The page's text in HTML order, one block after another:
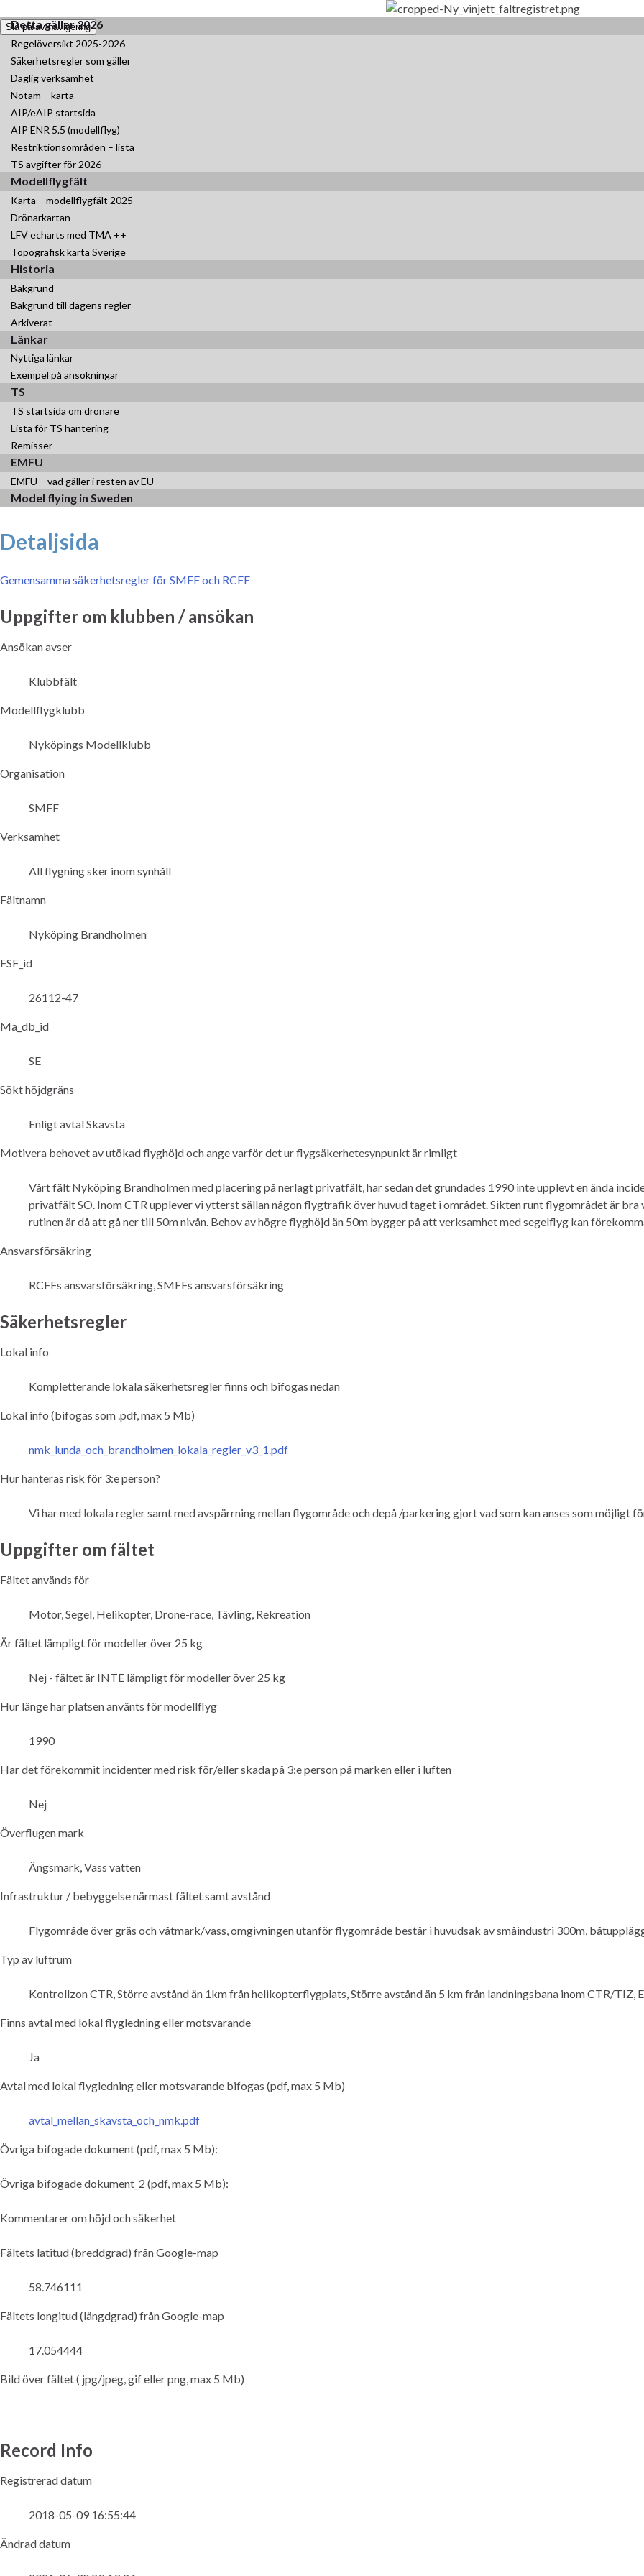
Slå på/av navigering
Detta gäller 2026
Regelöversikt 2025-2026
Säkerhetsregler som gäller
Daglig verksamhet
Notam – karta
AIP/eAIP startsida
AIP ENR 5.5 (modellflyg)
Restriktionsområden – lista
TS avgifter för 2026
Modellflygfält
Karta – modellflygfält 2025
Drönarkartan
LFV echarts med TMA ++
Topografisk karta Sverige
Historia
Bakgrund
Bakgrund till dagens regler
Arkiverat
Länkar
Nyttiga länkar
Exempel på ansökningar
TS
TS startsida om drönare
Lista för TS hantering
Remisser
EMFU
EMFU – vad gäller i resten av EU
Model flying in Sweden
Detaljsida
Gemensamma säkerhetsregler för SMFF och RCFF
Uppgifter om klubben / ansökan
Ansökan avser
Klubbfält
Modellflygklubb
Nyköpings Modellklubb
Organisation
SMFF
Verksamhet
All flygning sker inom synhåll
Fältnamn
Nyköping Brandholmen
FSF_id
26112-47
Ma_db_id
SE
Sökt höjdgräns
Enligt avtal Skavsta
Motivera behovet av utökad flyghöjd och ange varför det ur flygsäkerhetesynpunkt är rimligt
Vårt fält Nyköping Brandholmen med placering på nerlagt privatfält, har sedan det grundades 1990 inte upplevt en ända
privatfält SO. Inom CTR upplever vi ytterst sällan någon flygtrafik över huvud taget i området. Sikten runt flygområdet är
rutinen är då att gå ner till 50m nivån. Behov av högre flyghöjd än 50m bygger på att verksamhet med segelflyg kan
Ansvarsförsäkring
RCFFs ansvarsförsäkring, SMFFs ansvarsförsäkring
Säkerhetsregler
Lokal info
Kompletterande lokala säkerhetsregler finns och bifogas nedan
Lokal info (bifogas som .pdf, max 5 Mb)
nmk_lunda_och_brandholmen_lokala_regler_v3_1.pdf
Hur hanteras risk för 3:e person?
Vi har med lokala regler samt med avspärrning mellan flygområde och depå /parkering gjort vad som kan anses som möjligt
Uppgifter om fältet
Fältet används för
Motor, Segel, Helikopter, Drone-race, Tävling, Rekreation
Är fältet lämpligt för modeller över 25 kg
Nej - fältet är INTE lämpligt för modeller över 25 kg
Hur länge har platsen använts för modellflyg
1990
Har det förekommit incidenter med risk för/eller skada på 3:e person på marken eller i luften
Nej
Överflugen mark
Ängsmark, Vass vatten
Infrastruktur / bebyggelse närmast fältet samt avstånd
Flygområde över gräs och våtmark/vass, omgivningen utanför flygområde består i huvudsak av småindustri 300m,
Typ av luftrum
Kontrollzon CTR, Större avstånd än 1km från helikopterflygplats, Större avstånd än 5 km från landningsbana inom CTR/TIZ,
Finns avtal med lokal flygledning eller motsvarande
Ja
Avtal med lokal flygledning eller motsvarande bifogas (pdf, max 5 Mb)
avtal_mellan_skavsta_och_nmk.pdf
Övriga bifogade dokument (pdf, max 5 Mb):
Övriga bifogade dokument_2 (pdf, max 5 Mb):
Kommentarer om höjd och säkerhet
Fältets latitud (breddgrad) från Google-map
58.746111
Fältets longitud (längdgrad) från Google-map
17.054444
Bild över fältet ( jpg/jpeg, gif eller png, max 5 Mb)
Record Info
Registrerad datum
2018-05-09 16:55:44
Ändrad datum